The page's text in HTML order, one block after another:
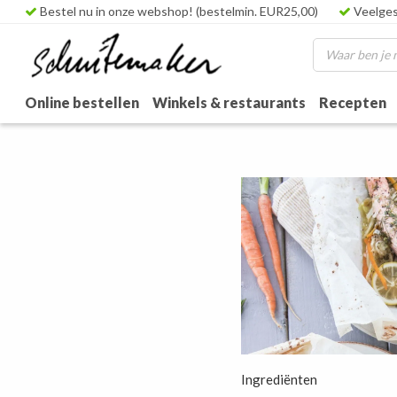
Bestel nu in onze webshop! (bestelmin. EUR25,00)
Online bestellen Winkels & restaurants Recepten
Ingrediënten